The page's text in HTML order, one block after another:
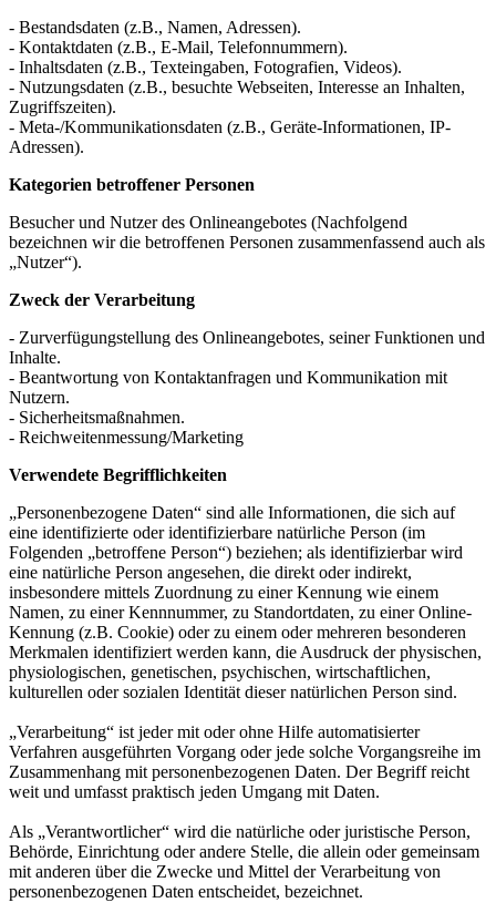
- Bestandsdaten (z.B., Namen, Adressen).
- Kontaktdaten (z.B., E-Mail, Telefonnummern).
- Inhaltsdaten (z.B., Texteingaben, Fotografien, Videos).
- Nutzungsdaten (z.B., besuchte Webseiten, Interesse an Inhalten,
Zugriffszeiten).
- Meta-/Kommunikationsdaten (z.B., Geräte-Informationen, IP-
Adressen).
Kategorien betroffener Personen
Besucher und Nutzer des Onlineangebotes (Nachfolgend
bezeichnen wir die betroffenen Personen zusammenfassend auch als
„Nutzer“).
Zweck der Verarbeitung
- Zurverfügungstellung des Onlineangebotes, seiner Funktionen und
Inhalte.
- Beantwortung von Kontaktanfragen und Kommunikation mit
Nutzern.
- Sicherheitsmaßnahmen.
- Reichweitenmessung/Marketing
Verwendete Begrifflichkeiten
„Personenbezogene Daten“ sind alle Informationen, die sich auf
eine identifizierte oder identifizierbare natürliche Person (im
Folgenden „betroffene Person“) beziehen; als identifizierbar wird
eine natürliche Person angesehen, die direkt oder indirekt,
insbesondere mittels Zuordnung zu einer Kennung wie einem
Namen, zu einer Kennnummer, zu Standortdaten, zu einer Online-
Kennung (z.B. Cookie) oder zu einem oder mehreren besonderen
Merkmalen identifiziert werden kann, die Ausdruck der physischen,
physiologischen, genetischen, psychischen, wirtschaftlichen,
kulturellen oder sozialen Identität dieser natürlichen Person sind.
„Verarbeitung“ ist jeder mit oder ohne Hilfe automatisierter
Verfahren ausgeführten Vorgang oder jede solche Vorgangsreihe im
Zusammenhang mit personenbezogenen Daten. Der Begriff reicht
weit und umfasst praktisch jeden Umgang mit Daten.
Als „Verantwortlicher“ wird die natürliche oder juristische Person,
Behörde, Einrichtung oder andere Stelle, die allein oder gemeinsam
mit anderen über die Zwecke und Mittel der Verarbeitung von
personenbezogenen Daten entscheidet, bezeichnet.